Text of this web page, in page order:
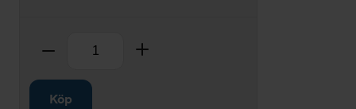
Ta bort
Köp